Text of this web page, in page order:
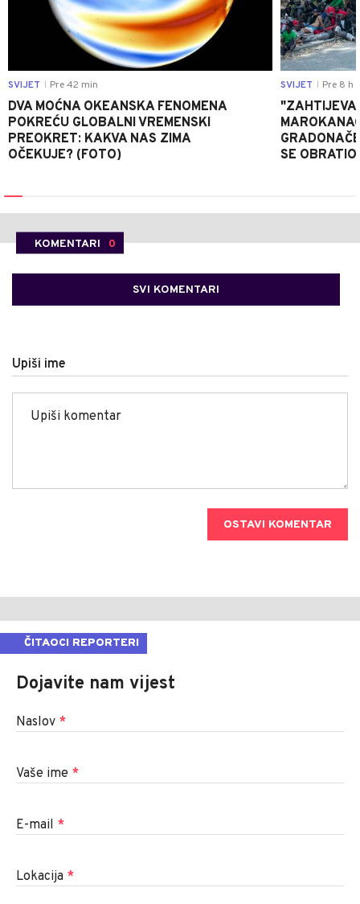
SVIJET Pre 42 min
DVA MOĆNA OKEANSKA FENOMENA
POKREĆU GLOBALNI VREMENSKI
PREOKRET: KAKVA NAS ZIMA
OČEKUJE? (FOTO)
SVIJET Pre 8 h
SE
KOMENTARI 0
SVI KOMENTARI
Upiši ime
OSTAVI KOMENTAR
ČITAOCI REPORTERI
Dojavite nam vijest
Naslov *
Vaše ime *
E-mail *
Lokacija *